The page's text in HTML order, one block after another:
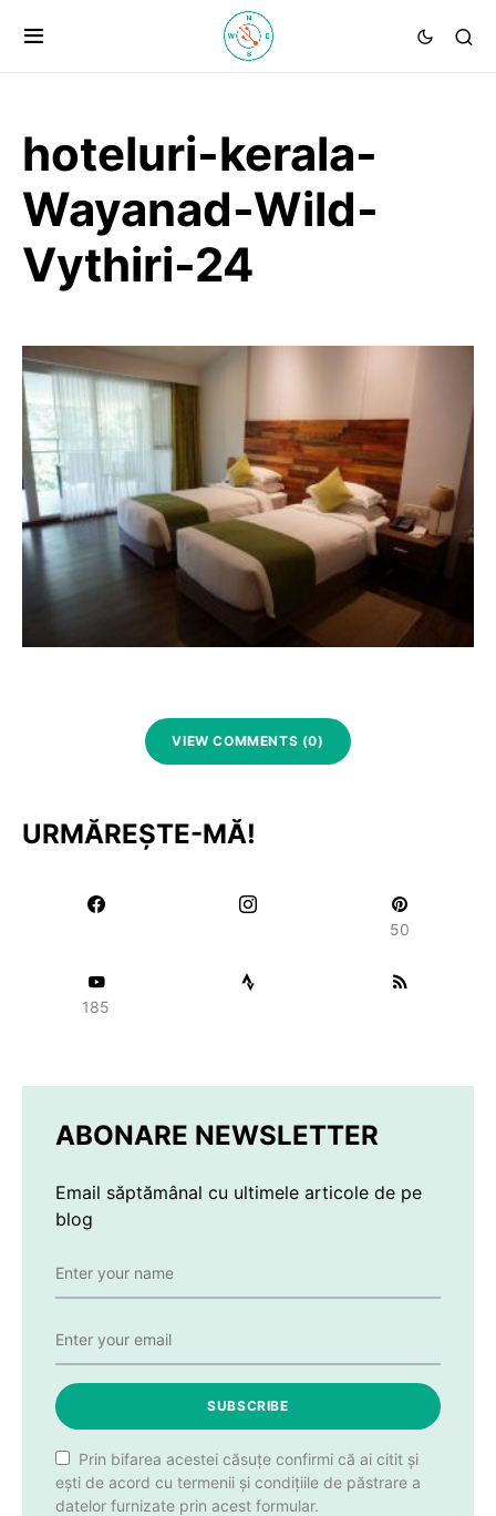
hoteluri-kerala-
Wayanad-Wild-
Vythiri-24
VIEW COMMENTS (0)
URMĂREȘTE-MĂ!
50
185
ABONARE NEWSLETTER
Email săptămânal cu ultimele articole de pe
blog
SUBSCRIBE
Prin bifarea acestei căsuțe confirmi că ai citit și
ești de acord cu termenii și condițiile de păstrare a
datelor furnizate prin acest formular.